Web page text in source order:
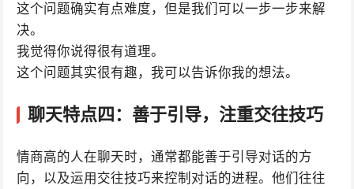
这个问题确实有点难度，但是我们可以一步一步来解
决。
我觉得你说得很有道理。
这个问题其实很有趣，我可以告诉你我的想法。
聊天特点四：善于引导，注重交往技巧
情商高的人在聊天时，通常都能善于引导对话的方
向，以及运用交往技巧来控制对话的进程。他们往往